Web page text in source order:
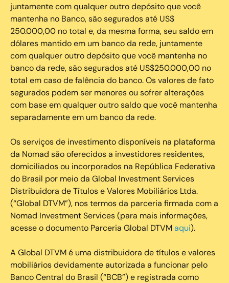
juntamente com qualquer outro depósito que você
mantenha no Banco, são segurados até US$
250.000,00 no total e, da mesma forma, seu saldo em
dólares mantido em um banco da rede, juntamente
com qualquer outro depósito que você mantenha no
banco da rede, são segurados até US$250.000,00 no
total em caso de falência do banco. Os valores de fato
segurados podem ser menores ou sofrer alterações
com base em qualquer outro saldo que você mantenha
separadamente em um banco da rede.
Os serviços de investimento disponíveis na plataforma
da Nomad são oferecidos a investidores residentes,
domiciliados ou incorporados na República Federativa
do Brasil por meio da Global Investment Services
Distribuidora de Títulos e Valores Mobiliários Ltda.
(“Global DTVM”), nos termos da parceria firmada com a
Nomad Investment Services (para mais informações,
acesse o documento Parceria Global DTVMaqui).
A Global DTVM é uma distribuidora de títulos e valores
mobiliários devidamente autorizada a funcionar pelo
Banco Central do Brasil (“BCB”) e registrada como